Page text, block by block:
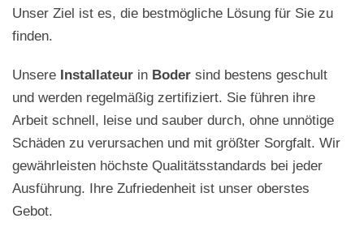
Unser Ziel ist es, die bestmögliche Lösung für Sie zu
finden.
Unsere Installateur in Boder sind bestens geschult
und werden regelmäßig zertifiziert. Sie führen ihre
Arbeit schnell, leise und sauber durch, ohne unnötige
Schäden zu verursachen und mit größter Sorgfalt. Wir
gewährleisten höchste Qualitätsstandards bei jeder
Ausführung. Ihre Zufriedenheit ist unser oberstes
Gebot.